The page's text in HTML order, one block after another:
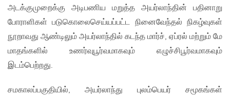
அடக்குமுறைக்கு அடிபணிய மறுத்த அயர்லாந்தின் பதினாறு
போராளிகள் படுகொலைசெய்யப்பட்ட நினைவேந்தல் நிகழ்வுகள்
நூறாவது ஆண்டிலும் அயர்லாந்தில் கடந்த மார்ச், ஏப்ரல் மற்றும் மே
மாதங்களில் உணர்வுபூர்வமாகவும் எழுச்சிபூர்வமாகவும்
இடம்பெற்றது.
சமகாலப்பகுதியில், அயர்லாந்து புலம்பெயர் சமூகங்கள்